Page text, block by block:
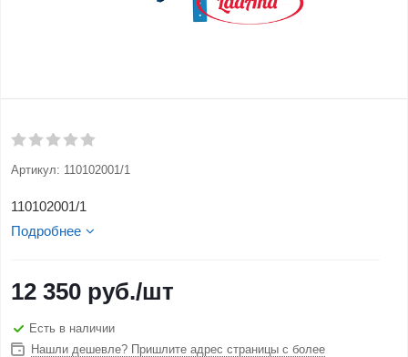
Артикул: 110102001/1
110102001/1
Подробнее
12 350 руб./шт
Есть в наличии
Нашли дешевле? Пришлите адрес страницы с более